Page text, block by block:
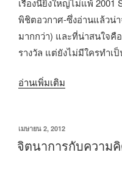
พิชิตอวกาศ-ซึ่งอ่านแล้วน่
มากกว่า) และที่น่าสนใจคื
รางวัล แต่ยังไม่มีใครทำเ
อ่านเพิ่มเติม
ใหม่
:
เขียน
วัน
ที่
เมษายน 2, 2012
จิตนาการกับความ